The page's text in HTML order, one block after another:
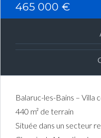
465 000 €
Balaruc-les-Bains – Villa
440 m² de terrain
Située dans un secteur